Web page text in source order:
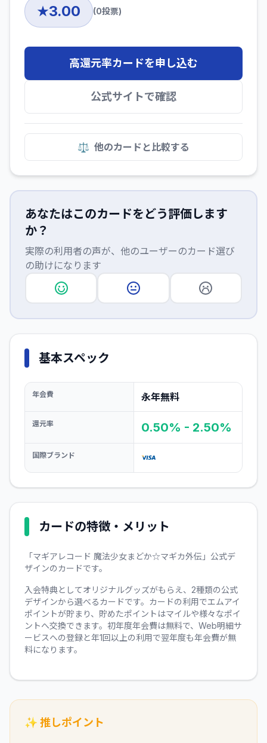
★3.00 (0投票)
高還元率カードを申し込む
公式サイトで確認
⚖️ 他のカードと比較する
あなたはこのカードをどう評価します
か？
実際の利用者の声が、他のユーザーのカード選び
の助けになります
基本スペック
年会費 永年無料
還元率 0.50% - 2.50%
国際ブランド
カードの特徴・メリット
「マギアレコード 魔法少女まどか☆マギカ外伝」公式デ
ザインのカードです。
入会特典としてオリジナルグッズがもらえ、2種類の公式
デザインから選べるカードです。カードの利用でエムアイ
ポイントが貯まり、貯めたポイントはマイルや様々なポイ
ントへ交換できます。初年度年会費は無料で、Web明細サ
ービスへの登録と年1回以上の利用で翌年度も年会費が無
料になります。
✨ 推しポイント